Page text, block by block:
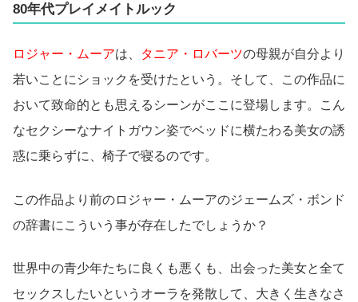
80年代プレイメイトルック
ロジャー・ムーアは、 タニア・ロバーツの母親が自分より
若いことにショックを受けたという。そして、この作品に
おいて致命的とも思えるシーンがここに登場します。こん
なセクシーなナイトガウン姿でベッドに横たわる美女の誘
惑に乗らずに、椅子で寝るのです。
この作品より前のロジャー・ムーアのジェームズ・ボンド
の辞書にこういう事が存在したでしょうか？
世界中の青少年たちに良くも悪くも、出会った美女と全て
セックスしたいというオーラを発散して、大きく生きなさ